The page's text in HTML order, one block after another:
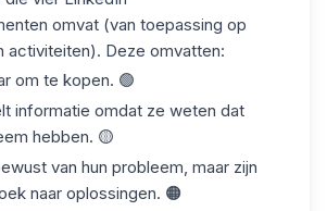
omvat (van toepassing op
activiteiten). Deze omvatten:
om te kopen. 🟢
informatie omdat ze weten dat
hebben. 🟡
van hun probleem, maar zijn
naar oplossingen. 🟠